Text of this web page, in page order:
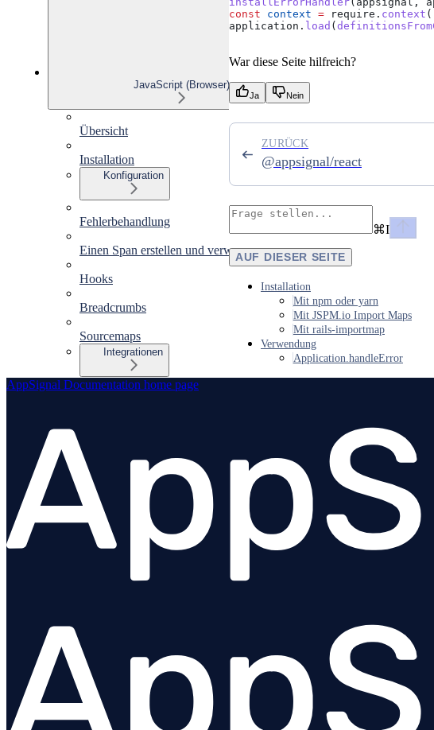
JavaScript (Browser)
Übersicht
Installation
Konfiguration
Fehlerbehandlung
Einen Span erstellen und verwenden
Hooks
Breadcrumbs
Sourcemaps
Integrationen
@appsignal/preact
Stimulus
Fehlerbehebung
const context = require . context (
application . load (
War diese Seite hilfreich?
Ja Nein
@appsignal/react
ZURÜCK
⌘I
AUF DIESER SEITE
Installation
Mit npm oder yarn
Mit JSPM.io Import Maps
Mit rails-importmap
Verwendung
Application.handleError
AppSignal Documentation home page